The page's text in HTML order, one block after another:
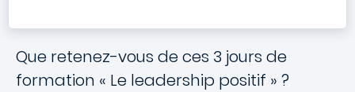
Que retenez-vous de ces 3 jours de
formation « Le leadership positif » ?